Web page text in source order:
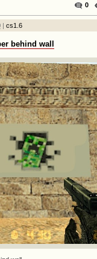
0
| cs1.6
behind wall